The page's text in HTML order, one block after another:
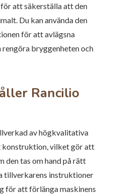
att säkerställa att den
Du kan använda den
för att avlägsna
bryggenheten och
Rancilio
av högkvalitativa
konstruktion, vilket gör att
den tas om hand på rätt
tillverkarens instruktioner
för att förlänga maskinens